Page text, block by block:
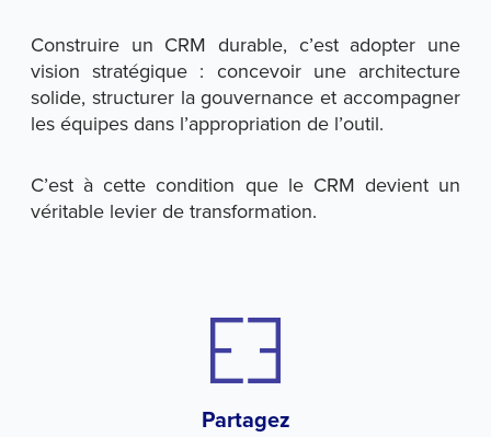
Construire un CRM durable, c’est adopter une
vision stratégique : concevoir une architecture
solide, structurer la gouvernance et accompagner
les équipes dans l’appropriation de l’outil.
C’est à cette condition que le CRM devient un
véritable levier de transformation.
Partagez